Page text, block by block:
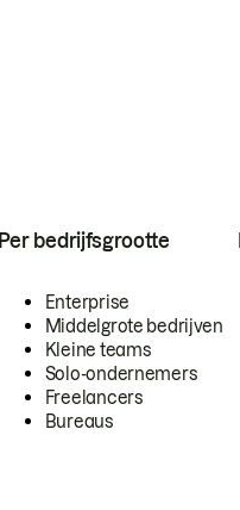
Per bedrijfsgrootte
Enterprise
Middelgrote bedrijven
Kleine teams
Solo-ondernemers
Freelancers
Bureaus